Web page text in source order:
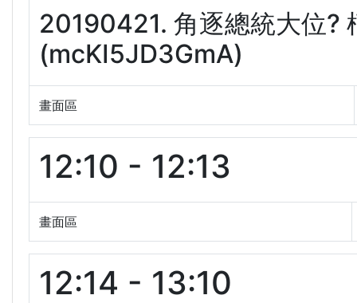
20190421. 角逐總統大位?
(mcKI5JD3GmA)
畫面區
12:10 - 12:13
畫面區
12:14 - 13:10